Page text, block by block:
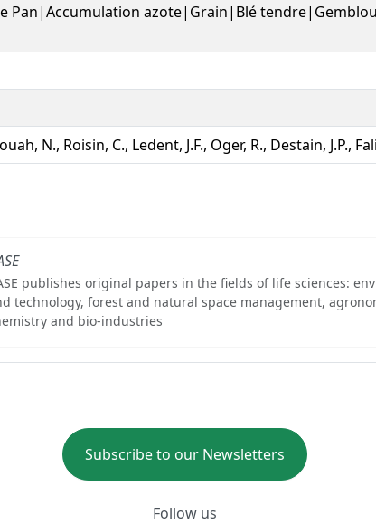
Pan|Accumulation azote|Grain|Blé
N., Roisin, C., Ledent, J.F., Oger, R., Destain, J.P.,
publishes original papers in the fields of life sciences:
technology, forest and natural space management,
and bio-industries
Subscribe to our Newsletters
Follow us